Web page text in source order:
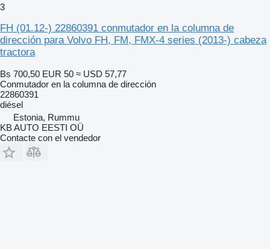
3
FH (01.12-) 22860391 conmutador en la columna de
dirección para Volvo FH, FM, FMX-4 series (2013-) cabeza
tractora
Bs 700,50 EUR 50 ≈ USD 57,77
Conmutador en la columna de dirección
22860391
diésel
Estonia, Rummu
KB AUTO EESTI OÜ
Contacte con el vendedor